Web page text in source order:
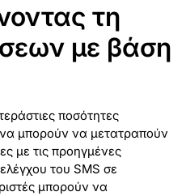
τη
με βάση
ποσότητες
μπορούν να μετατραπούν
με τις προηγμένες
του SMS σε
μπορούν να